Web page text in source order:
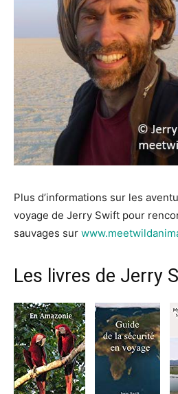
Plus d’informations sur les
voyage de Jerry Swift pour
sauvages sur
Les livres de Jerry